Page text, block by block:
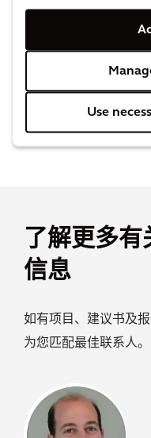
Use
完全可定制体
识，能够根据您的
台，深受100多家
赖。
了解更多
信息
如有项目、建议书及
为您匹配最佳联系人。